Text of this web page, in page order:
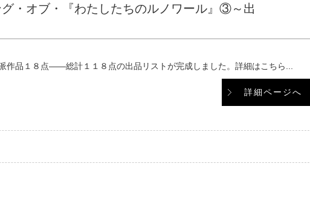
・オブ・『わたしたちのルノワール』③～出
作品１８点――総計１１８点の出品リストが完成しました。詳細はこちら...
詳細ページへ